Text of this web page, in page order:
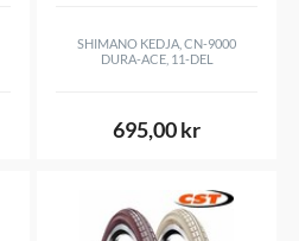
SHIMANO KEDJA, CN-9000
DURA-ACE, 11-DEL
695,00 kr